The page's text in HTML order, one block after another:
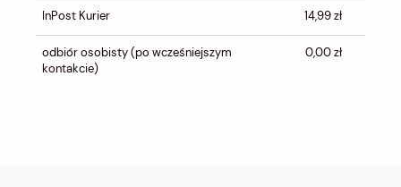
InPost Kurier 14,99 zł
odbiór osobisty(po wcześniejszym
kontakcie)
0,00 zł